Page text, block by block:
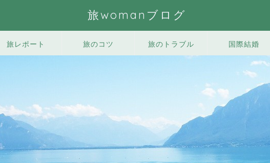
旅womanブログ
旅レポート 旅のコツ 旅のトラブル 国際結婚